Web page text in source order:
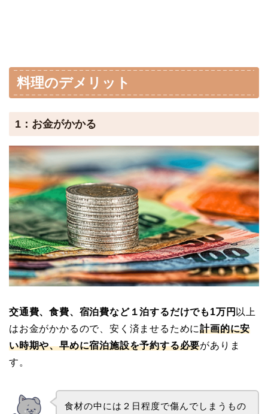
料理のデメリット
1：お金がかかる
交通費、食費、宿泊費など１泊するだけでも1万円 以上
はお金がかかるので、安く済ませるために計画的に安
い時期や、早めに宿泊施設を予約する必要がありま
す。
食材の中には２日程度で傷んでしまうもの